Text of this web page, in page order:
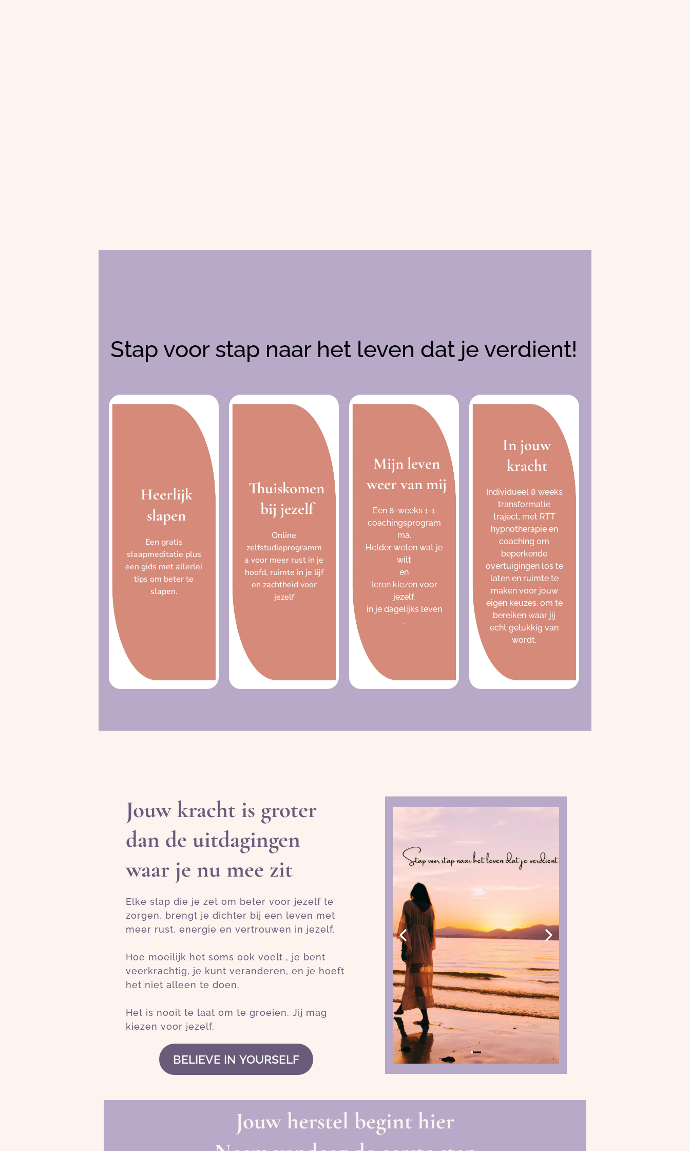
Stap voor stap naar het leven dat je verdient!
Heerlijk
slapen
Een gratis
slaapmeditatie plus
een gids met allerlei
tips om beter te
slapen.
Thuiskomen
bij jezelf
Online
zelfstudieprogramm
a voor meer rust in je
hoofd, ruimte in je lijf
en zachtheid voor
jezelf
Mijn leven
weer van mij
Een 8-weeks 1-1
coachingsprogram
ma.
Helder weten wat je
wilt
en
leren kiezen voor
jezelf,
in je dagelijks leven
.
In jouw
kracht
Individueel 8 weeks
transformatie
traject, met RTT
hypnotherapie en
coaching om
beperkende
overtuigingen los te
laten en ruimte te
maken voor jouw
eigen keuzes, om te
bereiken waar jij
echt gelukkig van
wordt.
Jouw kracht is groter
dan de uitdagingen
waar je nu mee zit
Elke stap die je zet om beter voor jezelf te
zorgen, brengt je dichter bij een leven met
meer rust, energie en vertrouwen in jezelf.
Hoe moeilijk het soms ook voelt , je bent
veerkrachtig, je kunt veranderen, en je hoeft
het niet alleen te doen.
Het is nooit te laat om te groeien. Jij mag
kiezen voor jezelf.
BELIEVE IN YOURSELF
Jouw herstel begint hier